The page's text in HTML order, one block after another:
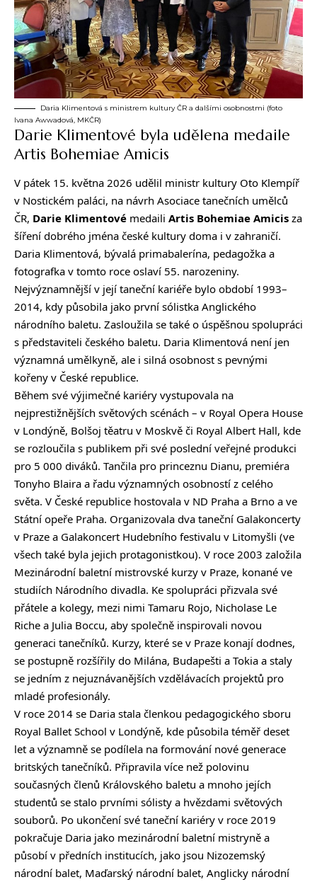
Daria Klimentová s ministrem kultury ČR a dalšími osobnostmi (foto
Ivana Awwadová, MKČR)
Darie Klimentové byla udělena medaile
Artis Bohemiae Amicis
V pátek 15. května 2026 udělil ministr kultury Oto Klempíř
v Nostickém paláci, na návrh Asociace tanečních umělců
ČR, Darie Klimentové medaili Artis Bohemiae Amicis za
šíření dobrého jména české kultury doma i v zahraničí.
Daria Klimentová, bývalá primabalerína, pedagožka a
fotografka v tomto roce oslaví 55. narozeniny.
Nejvýznamnější v její taneční kariéře bylo období 1993–
2014, kdy působila jako první sólistka Anglického
národního baletu. Zasloužila se také o úspěšnou spolupráci
s představiteli českého baletu. Daria Klimentová není jen
významná umělkyně, ale i silná osobnost s pevnými
kořeny v České republice.
Během své výjimečné kariéry vystupovala na
nejprestižnějších světových scénách – v Royal Opera House
v Londýně, Bolšoj těatru v Moskvě či Royal Albert Hall, kde
se rozloučila s publikem při své poslední veřejné produkci
pro 5 000 diváků. Tančila pro princeznu Dianu, premiéra
Tonyho Blaira a řadu významných osobností z celého
světa. V České republice hostovala v ND Praha a Brno a ve
Státní opeře Praha. Organizovala dva taneční Galakoncerty
v Praze a Galakoncert Hudebního festivalu v Litomyšli (ve
všech také byla jejich protagonistkou). V roce 2003 založila
Mezinárodní baletní mistrovské kurzy v Praze, konané ve
studiích Národního divadla. Ke spolupráci přizvala své
přátele a kolegy, mezi nimi Tamaru Rojo, Nicholase Le
Riche a Julia Boccu, aby společně inspirovali novou
generaci tanečníků. Kurzy, které se v Praze konají dodnes,
se postupně rozšířily do Milána, Budapešti a Tokia a staly
se jedním z nejuznávanějších vzdělávacích projektů pro
mladé profesionály.
V roce 2014 se Daria stala členkou pedagogického sboru
Royal Ballet School v Londýně, kde působila téměř deset
let a významně se podílela na formování nové generace
britských tanečníků. Připravila více než polovinu
současných členů Královského baletu a mnoho jejích
studentů se stalo prvními sólisty a hvězdami světových
souborů. Po ukončení své taneční kariéry v roce 2019
pokračuje Daria jako mezinárodní baletní mistryně a
působí v předních institucích, jako jsou Nizozemský
národní balet, Maďarský národní balet, Anglicky národní